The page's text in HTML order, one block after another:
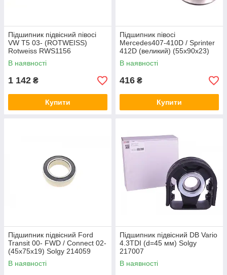
Підшипник підвісний півосі
VW T5 03- (ROTWEISS)
Rotweiss RWS1156
В наявності
1 142 ₴
Купити
Підшипник півосі
Mercedes407-410D / Sprinter
412D (великий) (55x90x23)
Solgy 214028
В наявності
416 ₴
Купити
Підшипник підвісний Ford
Transit 00- FWD / Connect 02-
(45x75x19) Solgy 214059
В наявності
Підшипник підвісний DB Vario
4.3TDI (d=45 мм) Solgy
217007
В наявності